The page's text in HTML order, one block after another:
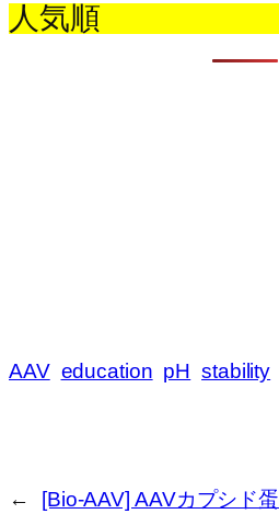
人気順
AAV education pH stability
←
[Bio-AAV] AAVカプシド蛋